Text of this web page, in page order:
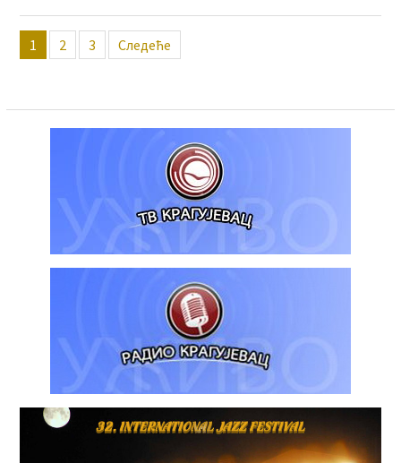
Пагинација
чланака
1 2 3 Следеће